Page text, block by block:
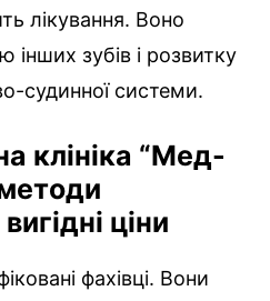
лікування. Воно
інших зубів і розвитку
судинної системи.
клініка “Мед-
ціни
фахівці. Вони